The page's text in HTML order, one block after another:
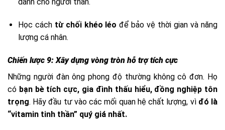
Học cách từ chối khéo léo để bảo vệ thời gian và năng
lượng cá nhân.
Chiến lược 9: Xây dựng vòng tròn hỗ trợ tích cực
Những người đàn ông phong độ thường không cô đơn. Họ
có bạn bè tích cực, gia đình thấu hiểu, đồng nghiệp tôn
trọng. Hãy đầu tư vào các mối quan hệ chất lượng, vì đó là
“vitamin tinh thần” quý giá nhất.